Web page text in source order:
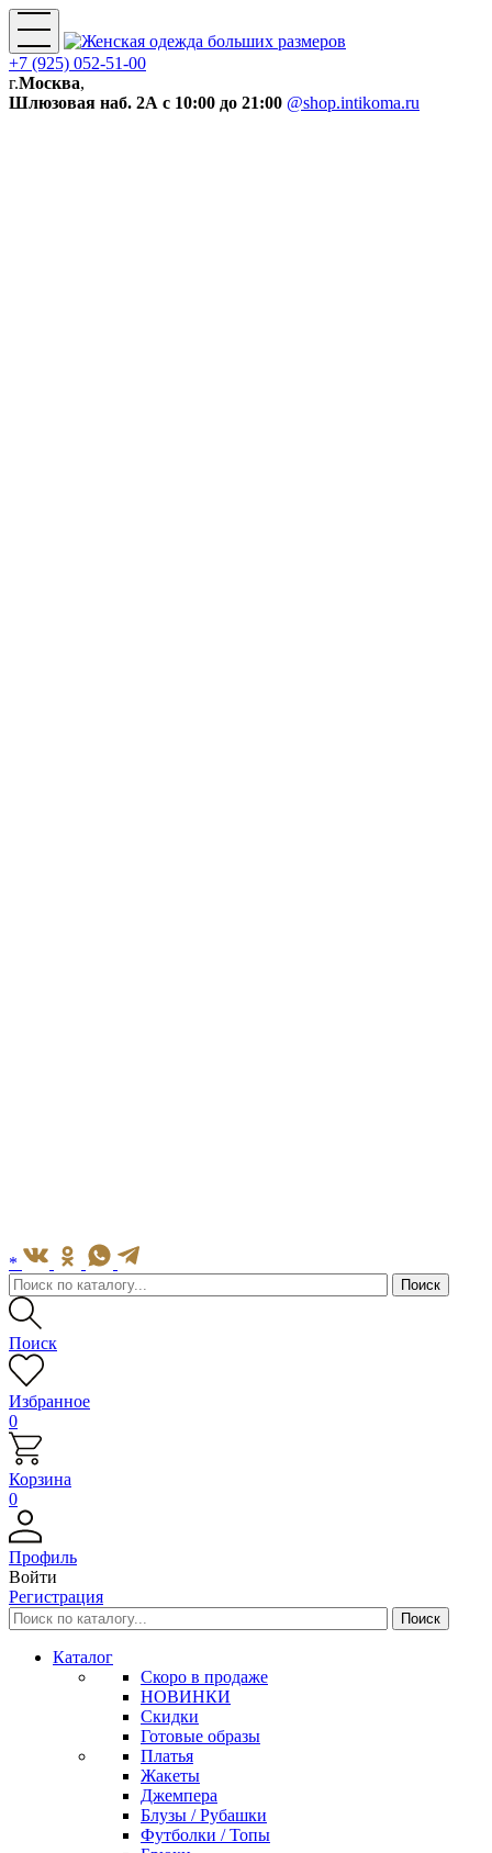
+7 (925) 052-51-00
г.Москва,
Шлюзовая наб. 2А с 10:00 до 21:00 @shop.intikoma.ru
*
Поиск
Избранное
0
Корзина
0
Профиль
Войти
Регистрация
Каталог
Скоро в продаже
НОВИНКИ
Скидки
Готовые образы
Платья
Жакеты
Джемпера
Блузы / Рубашки
Футболки / Топы